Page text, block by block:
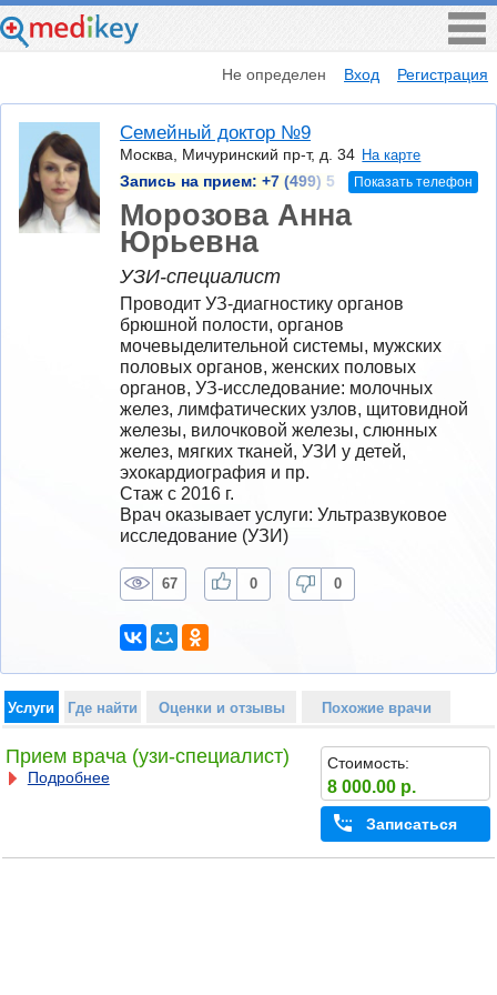
Не определен Вход Регистрация
Семейный доктор №9
Москва, Мичуринский пр-т, д. 34 На карте
Запись на прием: +7 (499) 5 Показать телефон
Морозова Анна
Юрьевна
УЗИ-специалист
Проводит УЗ-диагностику органов
брюшной полости, органов
мочевыделительной системы, мужских
половых органов, женских половых
органов, УЗ-исследование: молочных
желез, лимфатических узлов, щитовидной
железы, вилочковой железы, слюнных
желез, мягких тканей, УЗИ у детей,
эхокардиография и пр.
Стаж с 2016 г.
Врач оказывает услуги: Ультразвуковое
исследование (УЗИ)
67 0 0
Услуги Где найти Оценки и отзывы Похожие врачи
Прием врача (узи-специалист)
Подробнее
Стоимость:
8 000.00 р.
Записаться